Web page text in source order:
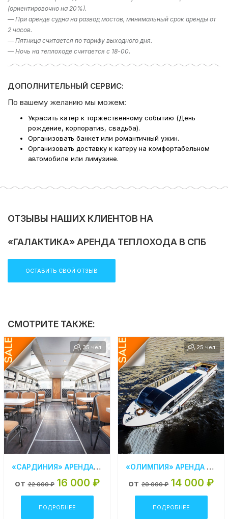
Поделиться:
раздел фотогалерея, где указаны некоторые
направлении. Либо наш менеджер предложит вам
варианты исходя из ваших пожеланий – просто наберите
телефон в шапке сайта!
(ориентировочно на 20%).
— При аренде судна на развод мостов, минимальный срок аренды от
2 часов.
— Пятница считается по тарифу выходного дня.
— Ночь на теплоходе считается с 18-00.
ДОПОЛНИТЕЛЬНЫЙ СЕРВИС:
По вашему желанию мы можем:
Украсить катер к торжественному событию (День
рождение, корпоратив, свадьба).
Организовать банкет или романтичный ужин.
Организовать доставку к катеру на комфортабельном
автомобиле или лимузине.
ОТЗЫВЫ НАШИХ КЛИЕНТОВ НА
«ГАЛАКТИКА» АРЕНДА ТЕПЛОХОДА В СПБ
ОСТАВИТЬ СВОЙ ОТЗЫВ
СМОТРИТЕ ТАКЖЕ:
35 чел.
«САРДИНИЯ» АРЕНДА ТЕПЛОХОДА В СПБ
от 22 000 ₽ 16 000 ₽
ПОДРОБНЕЕ
25 чел.
«ОЛИМПИЯ» АРЕНДА ТЕПЛОХОДА В СПБ
от 20 000 ₽ 14 000 ₽
ПОДРОБНЕЕ